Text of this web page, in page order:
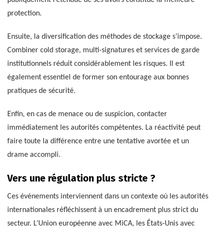
protection.
Ensuite, la diversification des méthodes de stockage s’impose.
Combiner cold storage, multi-signatures et services de garde
institutionnels réduit considérablement les risques. Il est
également essentiel de former son entourage aux bonnes
pratiques de sécurité.
Enfin, en cas de menace ou de suspicion, contacter
immédiatement les autorités compétentes. La réactivité peut
faire toute la différence entre une tentative avortée et un
drame accompli.
Vers une régulation plus stricte ?
Ces événements interviennent dans un contexte où les autorités
internationales réfléchissent à un encadrement plus strict du
secteur. L’Union européenne avec MiCA, les États-Unis avec